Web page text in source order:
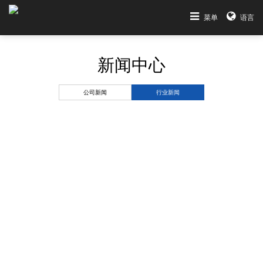
菜单 语言
新闻中心
公司新闻 行业新闻